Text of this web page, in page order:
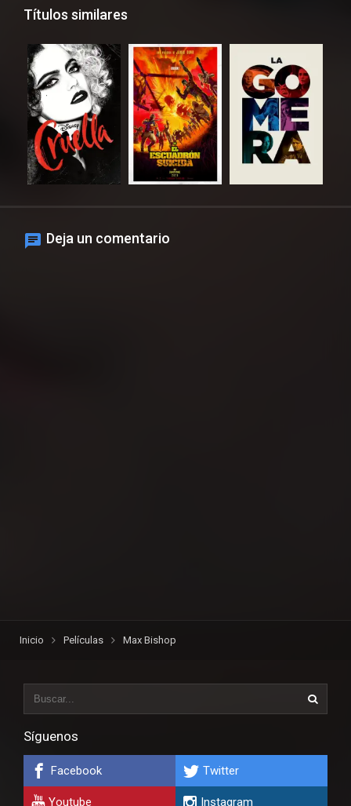
Títulos similares
Deja un comentario
Inicio Películas Max Bishop
Síguenos
Facebook Twitter
Youtube Instagram